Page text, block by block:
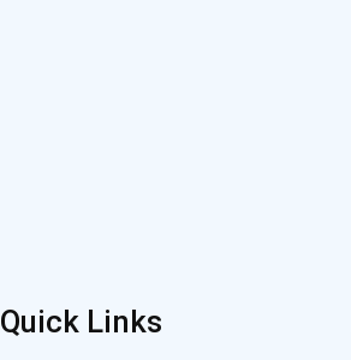
Quick Links